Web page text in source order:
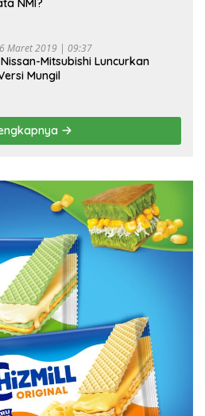
NMI?
Maret 2019 | 09:37
Mitsubishi Luncurkan
Mungil